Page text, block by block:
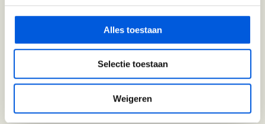
Alles toestaan
Selectie toestaan
Weigeren
Veilig Leiden
Young Executives Program
Young Executives Program Compact
Zij haalden de Baak binnen